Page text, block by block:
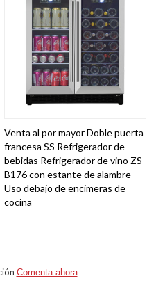
Venta al por mayor Doble puerta
francesa SS Refrigerador de
bebidas Refrigerador de vino ZS-
B176 con estante de alambre
Uso debajo de encimeras de
cocina
Comenta ahora